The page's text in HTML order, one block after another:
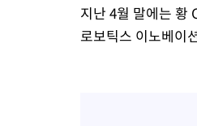
지난 4월 말에는 황
로보틱스 이노베이